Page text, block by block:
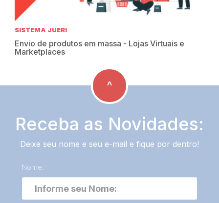
SISTEMA JUERI
Envio de produtos em massa - Lojas Virtuais e
Marketplaces
^
Receba as Novidades:
Deixe seu nome e seu e-mail e fique por dentro!
Nome: